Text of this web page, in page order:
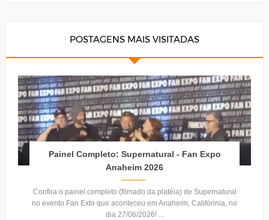
POSTAGENS MAIS VISITADAS
Painel Completo: Supernatural - Fan Expo
Anaheim 2026
Confira o painel completo (filmado da platéia) de Supernatural
no evento Fan Exto que aconteceu em Anaheim, Califórinia, no
dia 27/06/2026! ...